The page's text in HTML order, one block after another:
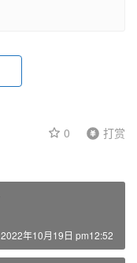
0 打赏
2022年10月19日 pm12:52